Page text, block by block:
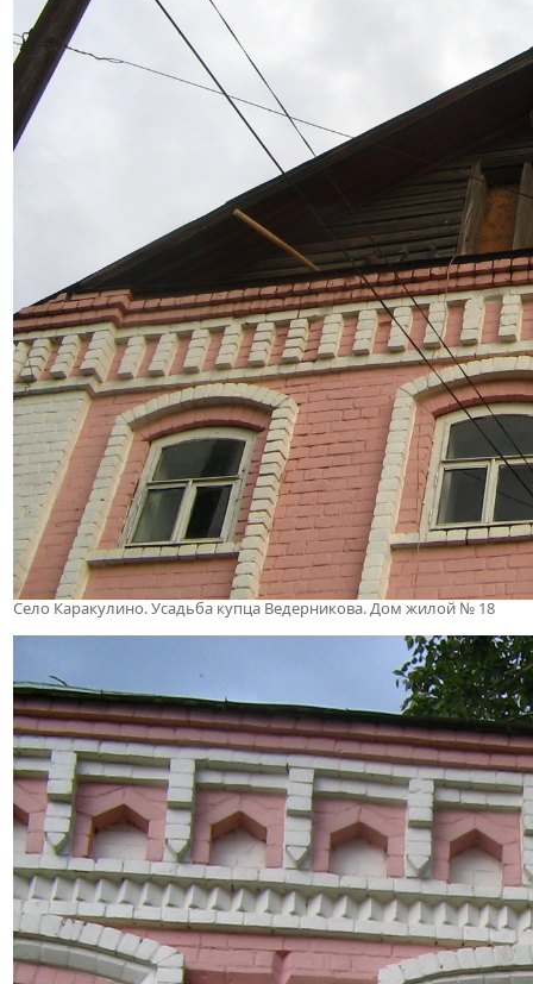
Село Каракулино. Усадьба купца Ведерникова. Дом жилой № 18